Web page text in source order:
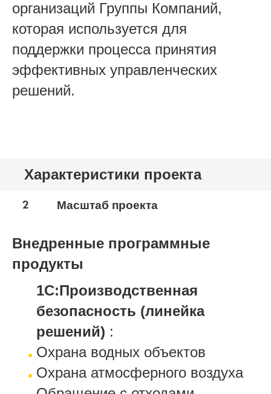
организаций Группы Компаний,
которая используется для
поддержки процесса принятия
эффективных управленческих
решений.
Характеристики проекта
2 Масштаб проекта
Внедренные программные
продукты
1С:Производственная
безопасность (линейка
решений) :
Охрана водных объектов
Охрана атмосферного воздуха